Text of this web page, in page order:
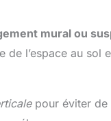
mural ou
l’espace au sol
pour éviter de